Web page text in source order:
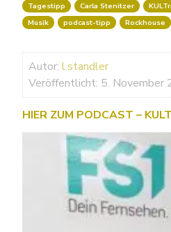
Tagestipp Carla Stenitzer
Musik
podcast-tipp Rockhouse
Autor: l.standler
Veröffentlicht: 5. November
HIER ZUM PODCAST –